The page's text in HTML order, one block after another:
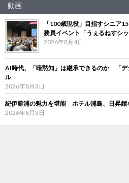
動画
「100歳現役」目指すシニア
務員イベント「うぇるねすシッ
2026年8月4日
AI時代、「暗黙知」は継承できるのか 「デ
ル
2026年8月3日
紀伊勝浦の魅力を堪能 ホテル浦島、日昇館
2026年8月3日